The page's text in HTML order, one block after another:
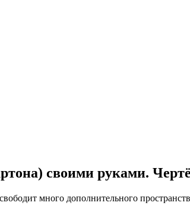
своими руками.
много дополнительного